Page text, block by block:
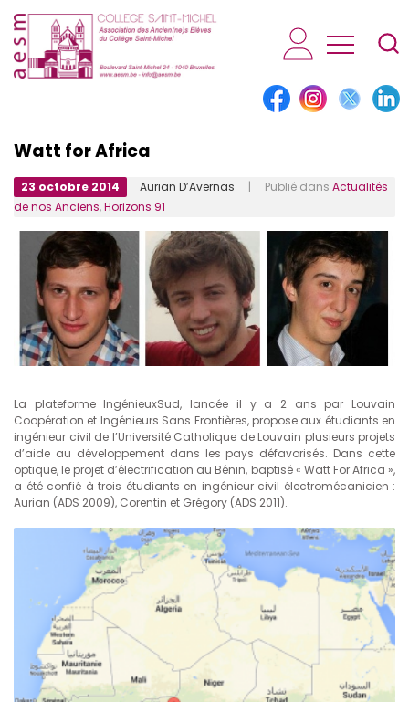
AESM...
Watt for Africa
23 octobre 2014 Aurian D’Avernas | Publié dans Actualités
de nos Anciens,Horizons 91
La plateforme IngénieuxSud, lancée il y a 2 ans par Louvain
Coopération et Ingénieurs Sans Frontières, propose aux étudiants en
ingénieur civil de l’Université Catholique de Louvain plusieurs projets
d’aide au développement dans les pays défavorisés. Dans cette
optique, le projet d’électrification au Bénin, baptisé « Watt For Africa »,
a été confié à trois étudiants en ingénieur civil électromécanicien :
Aurian (ADS 2009), Corentin et Grégory (ADS 2011).